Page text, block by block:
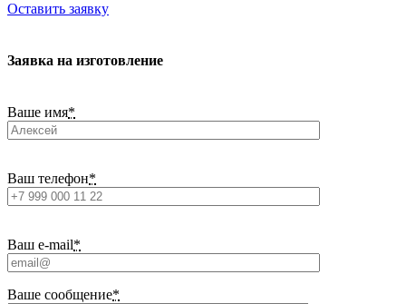
Оставить заявку
Заявка на изготовление
Ваше имя*
Ваш телефон*
Ваш e-mail*
Ваше сообщение*